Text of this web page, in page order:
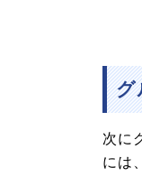
グ
次に
には